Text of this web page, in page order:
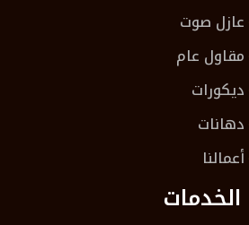
عازل صوت
مقاول عام
ديكورات
دهانات
أعمالنا
الخدمات